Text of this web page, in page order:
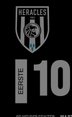
E
E
R
S
T
E
D
I
V
I
S
I 10